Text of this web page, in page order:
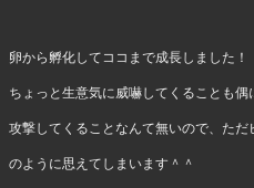
卵から孵化してココまで成長しました！
ちょっと生意気に威嚇してくることも偶
攻撃してくることなんて無いので、ただ
のように思えてしまいます＾＾